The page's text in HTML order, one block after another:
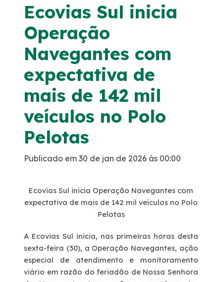
Notícias
Noticias
Podcasts
Sustentabilidade
Compromissos Voluntários ESG
Projetos Socioambientais
Política de Gestão Integrada
Atendimento
Deficiente Auditivo e de Fala
Ecovias Sul inicia
Operação
Navegantes com
expectativa de
mais de 142 mil
veículos no Polo
Pelotas
Publicado em 30 de jan de 2026 às 00:00
Ecovias Sul inicia Operação Navegantes com
expectativa de mais de 142 mil veículos no Polo
Pelotas
A Ecovias Sul inicia, nas primeiras horas desta
sexta-feira (30), a Operação Navegantes, ação
especial de atendimento e monitoramento
viário em razão do feriadão de Nossa Senhora